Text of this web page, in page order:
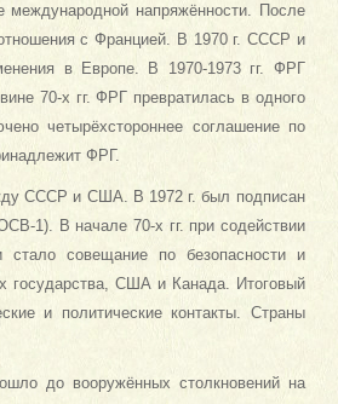
международной напряжённости. После
с Францией. В 1970 г. СССР и
в Европе. В 1970-1973 гг. ФРГ
70-х гг. ФРГ превратилась в одного
четырёхстороннее соглашение по
ФРГ.
СССР и США. В 1972 г. был подписан
1). В начале 70-х гг. при содействии
стало совещание по безопасности и
государства, США и Канада. Итоговый
и политические контакты. Страны
до вооружённых столкновений на